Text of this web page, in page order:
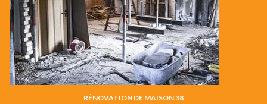
RÉNOVATION DE MAISON 38